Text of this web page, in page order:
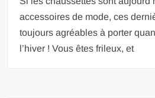
accessoires de mode, ces
toujours agréables à porter
l’hiver ! Vous êtes frileux, et